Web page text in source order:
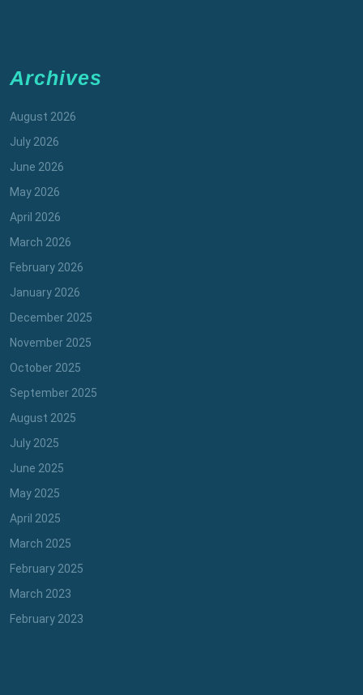
Archives
August 2026
July 2026
June 2026
May 2026
April 2026
March 2026
February 2026
January 2026
December 2025
November 2025
October 2025
September 2025
August 2025
July 2025
June 2025
May 2025
April 2025
March 2025
February 2025
March 2023
February 2023